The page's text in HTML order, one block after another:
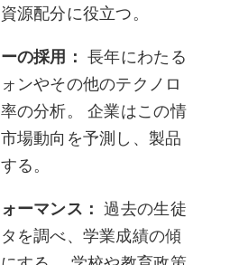
源配分に役立つ。
の採用：長年にわたる
ンやその他のテクノロ
の分析。 企業はこの情
場動向を予測し、製品
る。
ーマンス：過去の生徒
を調べ、学業成績の傾